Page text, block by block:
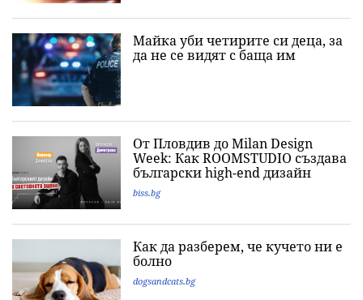
Майка уби четирите си деца, за
да не се видят с баща им
От Пловдив до Milan Design
Week: Как ROOMSTUDIO създава
български high-end дизайн
biss.bg
Как да разберем, че кучето ни е
болно
dogsandcats.bg